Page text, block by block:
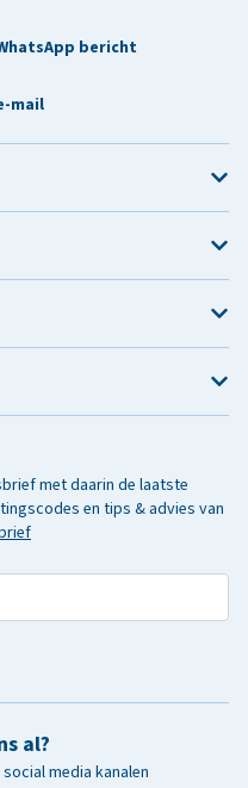
bericht
mail
met daarin de laatste
en tips & advies van
al?
media kanalen